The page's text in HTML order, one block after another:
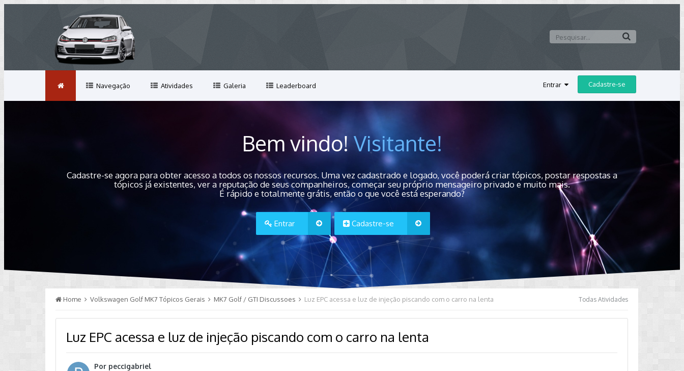
Entrar Cadastre-se
Navegação Atividades Galeria Leaderboard
Bem vindo!Visitante!
Cadastre-se agora para obter acesso a todos os nossos recursos. Uma vez cadastrado e logado, você poderá criar tópicos, postar respostas a
tópicos já existentes, ver a reputação de seus companheiros, começar seu próprio mensageiro privado e muito mais.
É rápido e totalmente grátis, então o que você está esperando?
Entrar Cadastre-se
Todas Atividades
Home Volkswagen Golf MK7 Tópicos Gerais MK7 Golf / GTI Discussoes Luz EPC acessa e luz de injeção piscando com o carro na lenta
Luz EPC acessa e luz de injeção piscando com o carro na lenta
Por peccigabriel